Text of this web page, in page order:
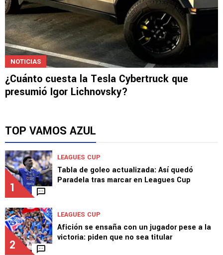
NOTICIAS
¿Cuánto cuesta la Tesla Cybertruck que
presumió Igor Lichnovsky?
TOP VAMOS AZUL
1
LEAGUES CUP
Tabla de goleo actualizada: Así quedó
Paradela tras marcar en Leagues Cup
2
LEAGUES CUP
Afición se ensaña con un jugador pese a la
victoria: piden que no sea titular